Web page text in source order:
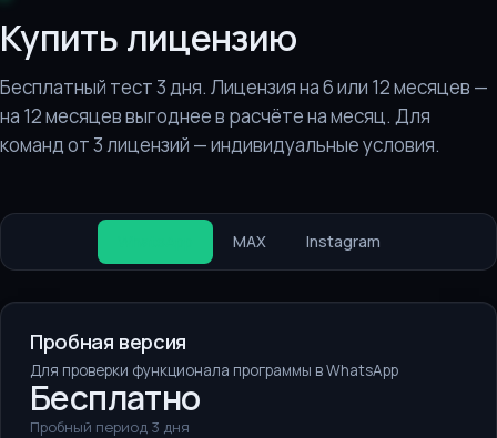
Купить лицензию
Бесплатный тест 3 дня. Лицензия на 6 или 12 месяцев —
на 12 месяцев выгоднее в расчёте на месяц. Для
команд от 3 лицензий — индивидуальные условия.
MAX Instagram
Пробная версия
Для проверки функционала программы в WhatsApp
Бесплатно
Пробный период 3 дня